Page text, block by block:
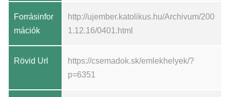
Forrásinfor
mációk
http://ujember.katolikus.hu/Archivum/200
1.12.16/0401.html
Rövid Url
https://csemadok.sk/emlekhelyek/?
p=6351